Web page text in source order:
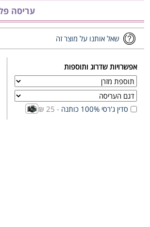
עריסה
שאל אותנו על מוצר זה
אפשרויות שדרוג ותוספות
סדין ג'רסי 100% כותנה - 25 ₪